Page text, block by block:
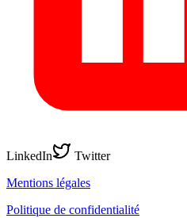
LinkedIn
Twitter
Mentions légales
Politique de confidentialité